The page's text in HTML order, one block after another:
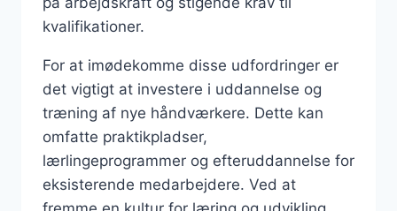
kvalifikationer.
For at imødekomme disse udfordringer er
det vigtigt at investere i uddannelse og
træning af nye håndværkere. Dette kan
omfatte praktikpladser,
lærlingeprogrammer og efteruddannelse for
eksisterende medarbejdere. Ved at